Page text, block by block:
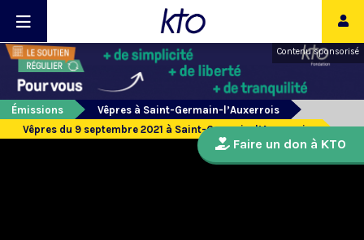
Contenu sponsorisé
Émissions
Vêpres à Saint-Germain-l’Auxerrois
Vêpres du 9 septembre 2021 à Saint-Germain-l’Auxerrois
Faire un don à KTO